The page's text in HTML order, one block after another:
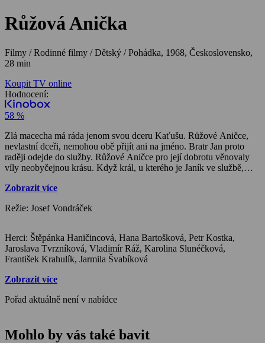
Růžová Anička
Filmy / Rodinné filmy / Dětský / Pohádka, 1968, Československo,
28 min
Koupit TV online
Hodnocení:
58 %
Zlá macecha má ráda jenom svou dceru Kaťušu. Růžové Aničce,
nevlastní dceři, nemohou obě přijít ani na jméno. Bratr Jan proto
raději odejde do služby. Růžové Aničce pro její dobrotu věnovaly
víly neobyčejnou krásu. Když král, u kterého je Janík ve službě,
Aničku utopí v rybníce a svou dceru vydává za ni. Nešťastný král
do vězení. Růžová Anička však nezemřela, proměnila se ve zlatou
Zobrazit více
Režie: Josef Vondráček
Herci: Štěpánka Haničincová, Hana Bartošková, Petr Kostka,
Jaroslava Tvrzníková, Vladimír Ráž, Karolina Slunéčková,
František Krahulík, Jarmila Švabíková
Zobrazit více
Pořad aktuálně není v nabídce
Mohlo by vás také bavit